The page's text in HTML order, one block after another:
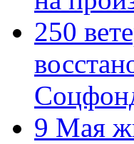
250
9 Мая